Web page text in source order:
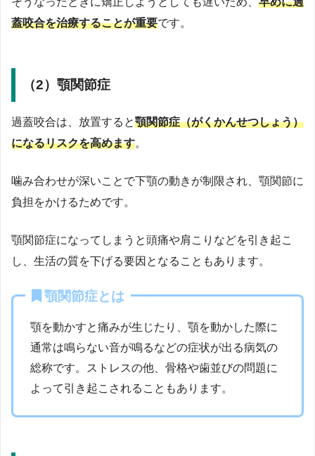
蓋咬合を治療することが重要です。
（2）顎関節症
過蓋咬合は、放置すると顎関節症（がくかんせつしょう）
になるリスクを高めます。
噛み合わせが深いことで下顎の動きが制限され、顎関節に
負担をかけるためです。
顎関節症になってしまうと頭痛や肩こりなどを引き起こ
し、生活の質を下げる要因となることもあります。
顎関節症とは
顎を動かすと痛みが生じたり、顎を動かした際に
通常は鳴らない音が鳴るなどの症状が出る病気の
総称です。ストレスの他、骨格や歯並びの問題に
よって引き起こされることもあります。